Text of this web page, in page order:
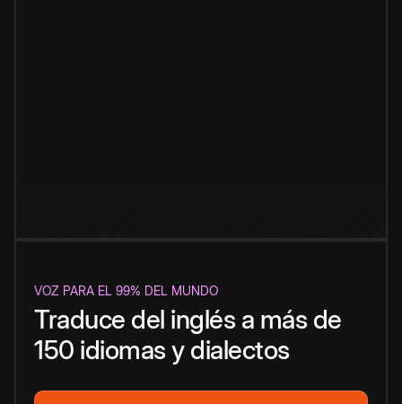
VOZ PARA EL 99% DEL MUNDO
Traduce del inglés a más de
150 idiomas y dialectos